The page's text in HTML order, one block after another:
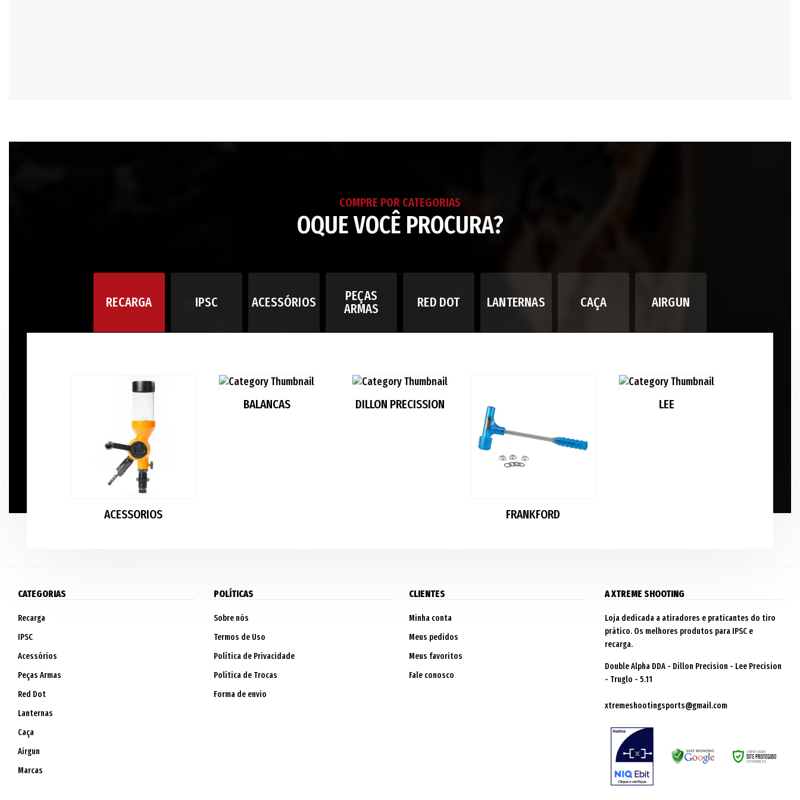
COMPRE POR CATEGORIAS
OQUE VOCÊ PROCURA?
RECARGA IPSC ACESSÓRIOS
PEÇAS
ARMAS
RED DOT LANTERNAS CAÇA AIRGUN
ACESSORIOS
BALANCAS DILLON PRECISSION
FRANKFORD
LEE
CATEGORIAS
Recarga
IPSC
Acessórios
Peças Armas
Red Dot
Lanternas
Caça
Airgun
Marcas
POLÍTICAS
Sobre nós
Termos de Uso
Política de Privacidade
Política de Trocas
Forma de envio
CLIENTES
Minha conta
Meus pedidos
Meus favoritos
Fale conosco
A XTREME SHOOTING
Loja dedicada a atiradores e praticantes do tiro
prático. Os melhores produtos para IPSC e
recarga.
Double Alpha DDA - Dillon Precision - Lee Precision
- Truglo - 5.11
xtremeshootingsports@gmail.com